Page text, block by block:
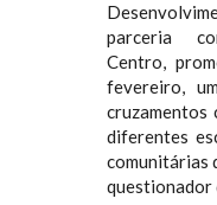
parceria
Centro,
fevereiro,
cruzamentos
diferentes
comunitárias